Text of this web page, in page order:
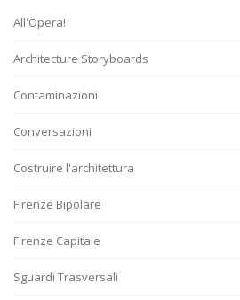
All'Opera!
Architecture Storyboards
Contaminazioni
Conversazioni
Costruire l'architettura
Firenze Bipolare
Firenze Capitale
Sguardi Trasversali